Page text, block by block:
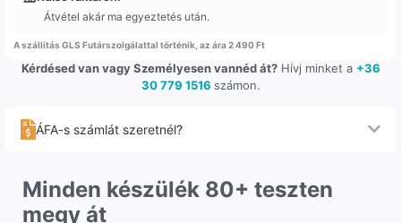
Átvétel akár ma egyeztetés után.
A szállítás GLS Futárszolgálattal történik, az ára 2 490 Ft
Kérdésed van vagy Személyesen vannéd át?Hívj minket a +36
30 779 1516 számon.
ÁFA-s számlát szeretnél?
Minden készülék 80+ teszten
megy át